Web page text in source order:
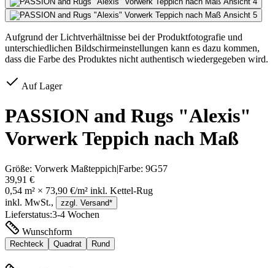
Aufgrund der Lichtverhältnisse bei der Produktfotografie und
unterschiedlichen Bildschirmeinstellungen kann es dazu kommen,
dass die Farbe des Produktes nicht authentisch wiedergegeben wird.
Auf Lager
PASSION and Rugs "Alexis"
Vorwerk Teppich nach Maß
Größe: Vorwerk Maßteppich|Farbe: 9G57
39,91 €
0,54 m² × 73,90 €/m² inkl. Kettel-Rug
inkl. MwSt.,
zzgl. Versand*
Lieferstatus:3-4 Wochen
Wunschform
Rechteck Quadrat Rund